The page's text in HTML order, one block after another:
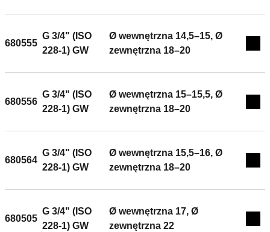
680555
G 3/4" (ISO
228-1) GW
Ø wewnętrzna 14,5–15, Ø
zewnętrzna 18–20
680556
G 3/4" (ISO
228-1) GW
Ø wewnętrzna 15–15,5, Ø
zewnętrzna 18–20
680564
G 3/4" (ISO
228-1) GW
Ø wewnętrzna 15,5–16, Ø
zewnętrzna 18–20
680505
G 3/4" (ISO
228-1) GW
Ø wewnętrzna 17, Ø
zewnętrzna 22